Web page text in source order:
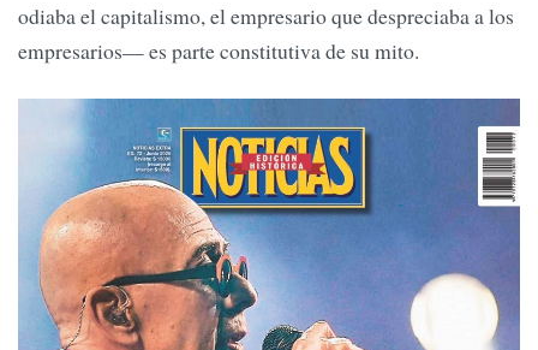
odiaba el capitalismo, el empresario que despreciaba a los
empresarios— es parte constitutiva de su mito.